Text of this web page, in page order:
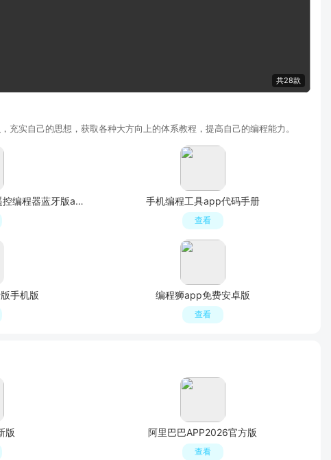
共28款
实自己的思想，获取各种大方向上的体系教程，提高自己的编程能力。
RoboRemoFree(手机机器人遥控编程器蓝牙版apk) 手机编程工具app代码手册
查看
手机版 编程狮app免费安卓版
查看
版 阿里巴巴APP2026官方版
查看